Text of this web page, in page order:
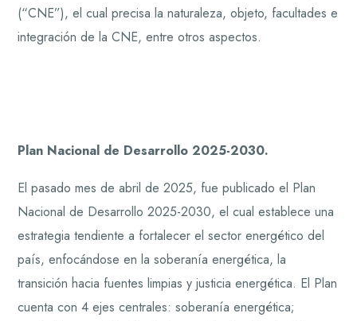
(“CNE”), el cual precisa la naturaleza, objeto, facultades e
integración de la CNE, entre otros aspectos.
Plan Nacional de Desarrollo 2025-2030.
El pasado mes de abril de 2025, fue publicado el Plan
Nacional de Desarrollo 2025-2030, el cual establece una
estrategia tendiente a fortalecer el sector energético del
país, enfocándose en la soberanía energética, la
transición hacia fuentes limpias y justicia energética. El Plan
cuenta con 4 ejes centrales: soberanía energética;